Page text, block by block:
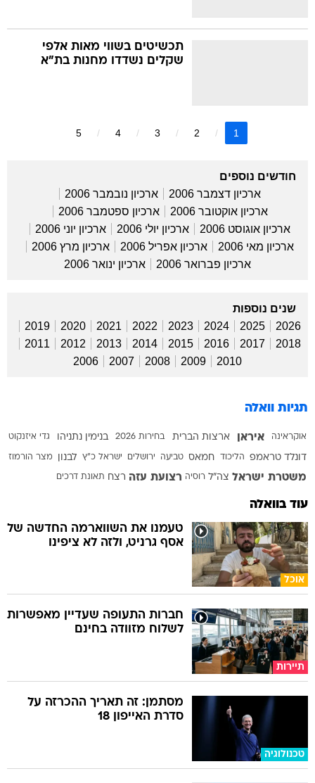
תכשיטים בשווי מאות אלפי
שקלים נשדדו מחנות בת"א
1
2
3
4
5
חודשים נוספים
ארכיון דצמבר 2006
ארכיון נובמבר 2006
ארכיון אוקטובר 2006
ארכיון ספטמבר 2006
ארכיון אוגוסט 2006
ארכיון יולי 2006
ארכיון יוני 2006
ארכיון מאי 2006
ארכיון אפריל 2006
ארכיון מרץ 2006
ארכיון פברואר 2006
ארכיון ינואר 2006
שנים נוספות
2026
2025
2024
2023
2022
2021
2020
2019
2018
2017
2016
2015
2014
2013
2012
2011
2010
2009
2008
2007
2006
תגיות וואלה
אוקראינה איראן ארצות הברית בחירות 2026 בנימין נתניהו גדי איזנקוט
דונלד טראמפ הליכוד חמאס טביעה ירושלים ישראל כ"ץ לבנון מצר הורמוז
משטרת ישראל צה"ל רוסיה רצועת עזה רצח תאונת דרכים
עוד בוואלה
אוכל
טעמנו את השווארמה החדשה של
אסף גרניט, ולזה לא ציפינו
תיירות
חברות התעופה שעדיין מאפשרות
לשלוח מזוודה בחינם
טכנולוגיה
מסתמן: זה תאריך ההכרזה על
סדרת האייפון 18